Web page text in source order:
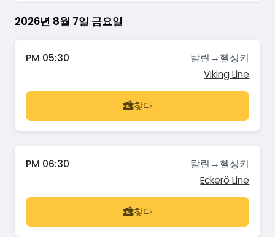
2026년 8월 7일 금요일
PM 05:30 탈린 →헬싱키
Viking Line
찾다
PM 06:30 탈린 →헬싱키
Eckerö Line
찾다